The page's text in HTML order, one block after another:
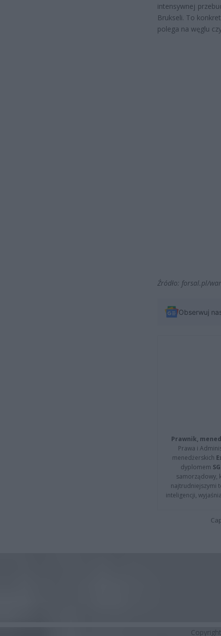
intensywnej
Brukseli. To
polega na węglu
Źródło: forsal.pl/
Obserwuj
Prawnik,
Prawa i
menedżerskich
dyplomem
samorządowy,
najtrudniejszymi
inteligencji,